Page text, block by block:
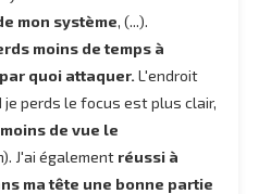
mon système, (...).
moins de temps à
quoi attaquer. L'endroit
je perds le focus est plus clair,
de vue le
J'ai également réussi à
ma tête une bonne partie